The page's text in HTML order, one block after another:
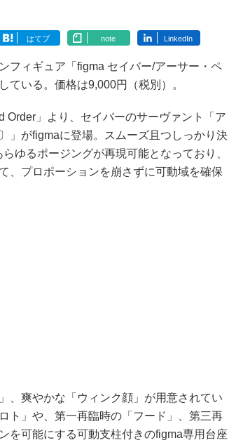
はてブ note LinkedIn
フィギュア「figma セイバー/アーサー・ペ
ている。価格は9,000円（税別）。
」より、セイバーのサーヴァント「ア
」がfigmaに登場。スムーズ且つしっかり決
ゆるポージングが再現可能となっており、
、プロポーションを崩さずに可動域を確保
、爽やかな「ウィンク顔」が用意されてい
ト」や、第一再臨時の「フード」、第三再
を可能にする可動支柱付きのfigma専用台座